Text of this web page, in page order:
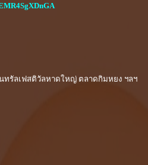
ทรัลเฟสติวัลหาดใหญ่ ตลาดกิมหยง ฯลฯ